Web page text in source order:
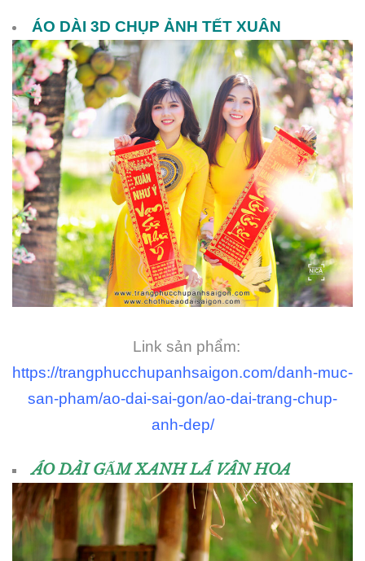
ÁO DÀI 3D CHỤP ẢNH TẾT XUÂN
Link sản phẩm:
https://trangphucchupanhsaigon.com/danh-muc-
san-pham/ao-dai-sai-gon/ao-dai-trang-chup-
anh-dep/
ÁO DÀI GẤM XANH LÁ VÂN HOA